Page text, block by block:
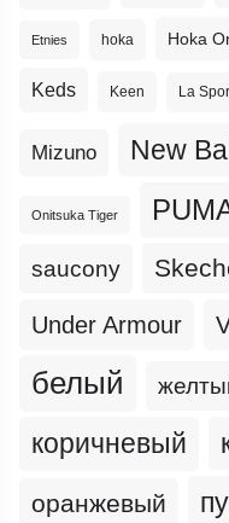
Etnies hoka Hoka
Keds Keen La
Mizuno New
Onitsuka Tiger
saucony
Under Armour
белый
коричневый
оранжевый